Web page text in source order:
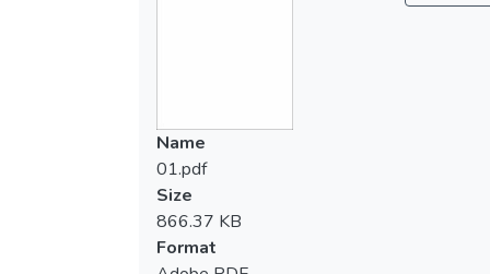
Name
01.pdf
Size
866.37 KB
Format